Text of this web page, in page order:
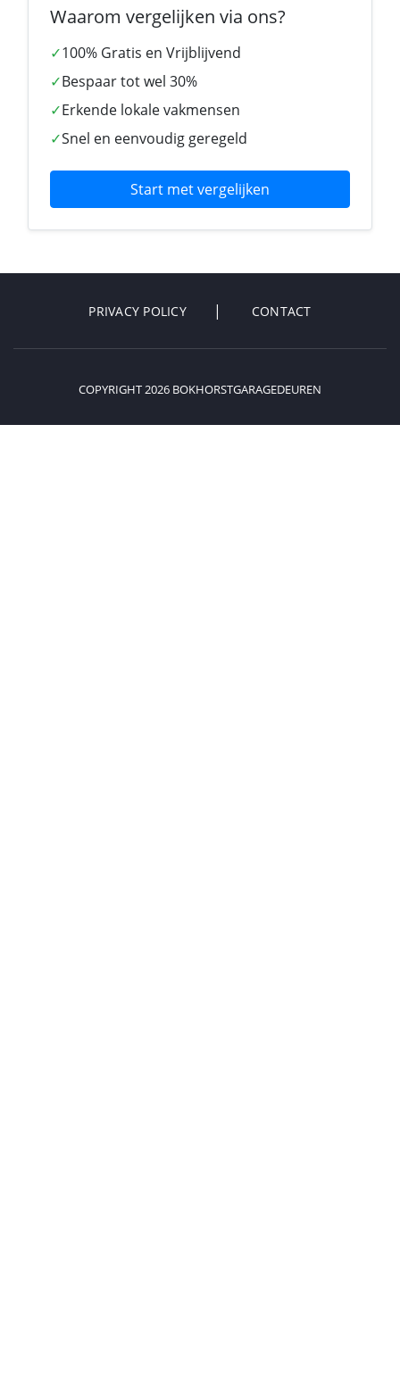
Waarom vergelijken via ons?
✓100% Gratis en Vrijblijvend
✓Bespaar tot wel 30%
✓Erkende lokale vakmensen
✓Snel en eenvoudig geregeld
Start met vergelijken
PRIVACY POLICY CONTACT
COPYRIGHT 2026 BOKHORSTGARAGEDEUREN